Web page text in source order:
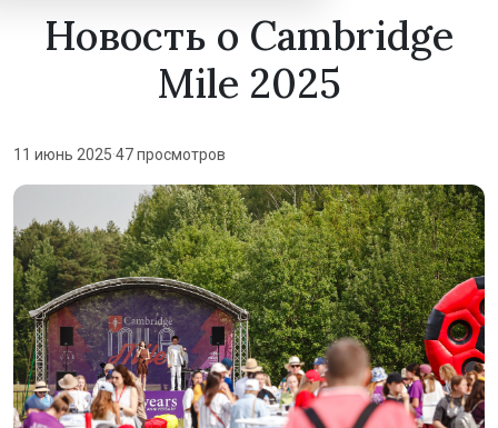
Новость о Cambridge
Mile 2025
11 июнь 2025·47 просмотров